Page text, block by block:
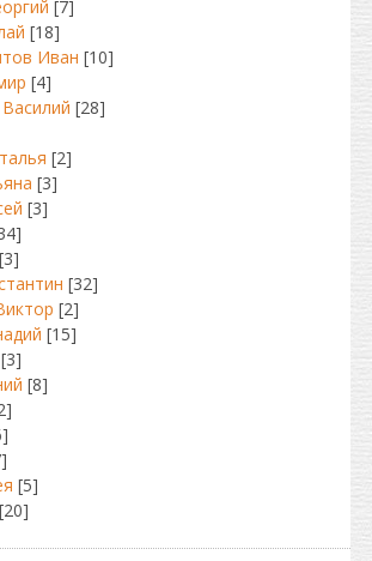
[7]
[18]
Иван [10]
[4]
[28]
[2]
[3]
[3]
[3]
[32]
[2]
[15]
[3]
[8]
[5]
[20]